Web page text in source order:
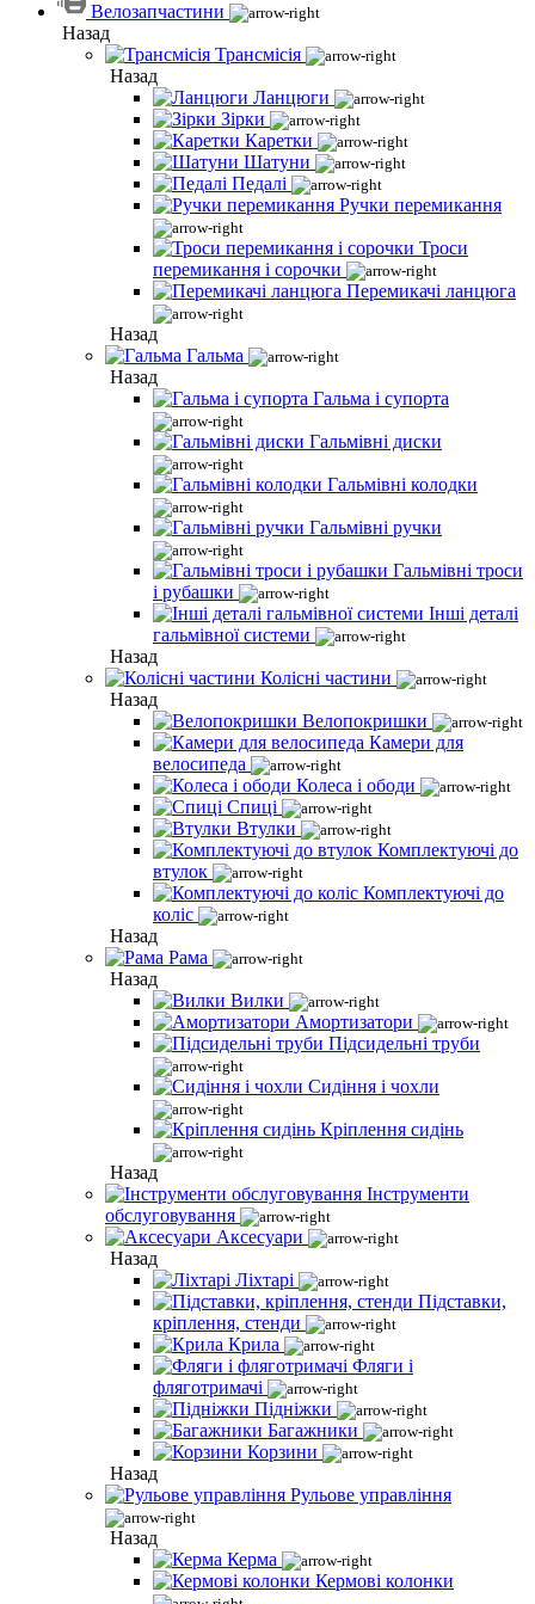
Велозапчастини
Назад
Трансмісія
Назад
Ланцюги
Зірки
Каретки
Шатуни
Педалі
Ручки перемикання
Троси
перемикання і сорочки
Перемикачі ланцюга
Назад
Гальма
Назад
Гальма і супорта
Гальмівні диски
Гальмівні колодки
Гальмівні ручки
Гальмівні троси
і рубашки
Інші деталі
гальмівної системи
Назад
Колісні частини
Назад
Велопокришки
Камери для
велосипеда
Колеса і ободи
Спиці
Втулки
Комплектуючі до
втулок
Комплектуючі до
коліс
Назад
Рама
Назад
Вилки
Амортизатори
Підсидельні труби
Сидіння і чохли
Кріплення сидінь
Назад
Інструменти
обслуговування
Аксесуари
Назад
Ліхтарі
Підставки,
кріплення, стенди
Крила
Фляги і
фляготримачі
Підніжки
Багажники
Корзини
Назад
Рульове управління
Назад
Керма
Кермові колонки